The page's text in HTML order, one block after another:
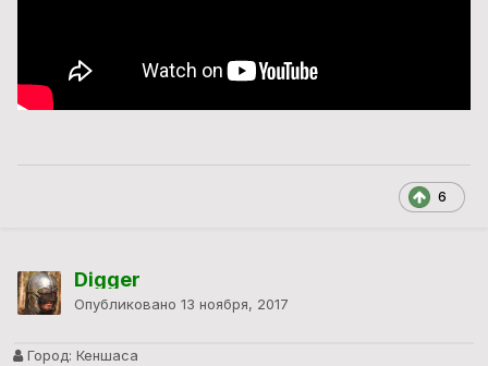
6
Digger
Опубликовано 13 ноября, 2017
Город: Кеншаса